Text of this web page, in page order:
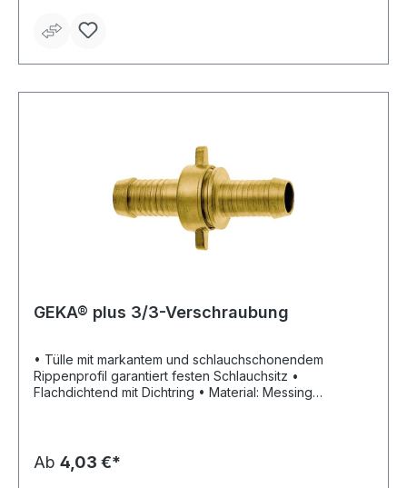
GEKA® plus 3/3-Verschraubung
• Tülle mit markantem und schlauchschonendem
Rippenprofil garantiert festen Schlauchsitz •
Flachdichtend mit Dichtring • Material: Messing
Ab 4,03 €*